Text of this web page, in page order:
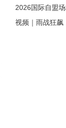
2026国际自盟
视频｜雨战狂飙